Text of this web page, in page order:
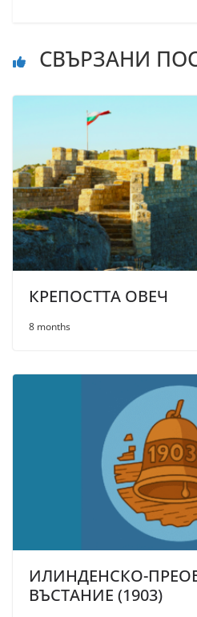
СВЪРЗАНИ
КРЕПОСТТА ОВЕЧ
8 months
ИЛИНДЕНСКО-
ВЪСТАНИЕ (1903)